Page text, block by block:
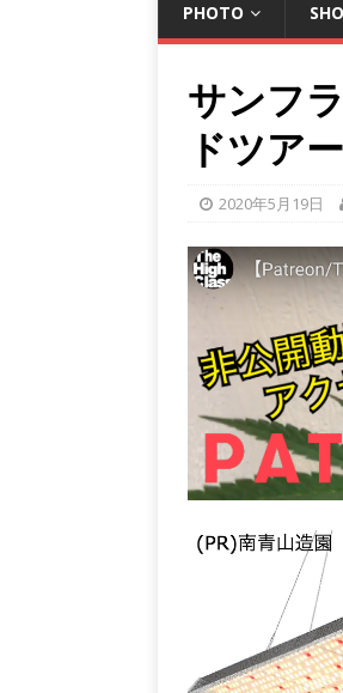
PHOTO
サンフ
ドツアー
2020年5月19日